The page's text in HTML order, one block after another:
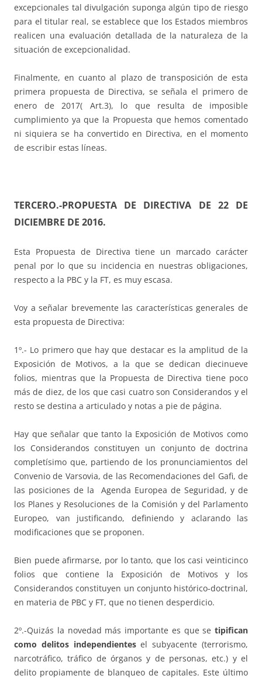
excepcionales tal divulgación suponga algún tipo de riesgo
para el titular real, se establece que los Estados miembros
realicen una evaluación detallada de la naturaleza de la
situación de excepcionalidad.
Finalmente, en cuanto al plazo de transposición de esta
primera propuesta de Directiva, se señala el primero de
enero de 2017( Art.3), lo que resulta de imposible
cumplimiento ya que la Propuesta que hemos comentado
ni siquiera se ha convertido en Directiva, en el momento
de escribir estas líneas.
TERCERO.-PROPUESTA DE DIRECTIVA DE 22 DE
DICIEMBRE DE 2016.
Esta Propuesta de Directiva tiene un marcado carácter
penal por lo que su incidencia en nuestras obligaciones,
respecto a la PBC y la FT, es muy escasa.
Voy a señalar brevemente las características generales de
esta propuesta de Directiva:
1º.- Lo primero que hay que destacar es la amplitud de la
Exposición de Motivos, a la que se dedican diecinueve
folios, mientras que la Propuesta de Directiva tiene poco
más de diez, de los que casi cuatro son Considerandos y el
resto se destina a articulado y notas a pie de página.
Hay que señalar que tanto la Exposición de Motivos como
los Considerandos constituyen un conjunto de doctrina
completísimo que, partiendo de los pronunciamientos del
Convenio de Varsovia, de las Recomendaciones del Gafi, de
las posiciones de la Agenda Europea de Seguridad, y de
los Planes y Resoluciones de la Comisión y del Parlamento
Europeo, van justificando, definiendo y aclarando las
modificaciones que se proponen.
Bien puede afirmarse, por lo tanto, que los casi veinticinco
folios que contiene la Exposición de Motivos y los
Considerandos constituyen un conjunto histórico-doctrinal,
en materia de PBC y FT, que no tienen desperdicio.
2º.-Quizás la novedad más importante es que se tipifican
como delitos independientesel subyacente (terrorismo,
narcotráfico, tráfico de órganos y de personas, etc.) y el
delito propiamente de blanqueo de capitales. Este último